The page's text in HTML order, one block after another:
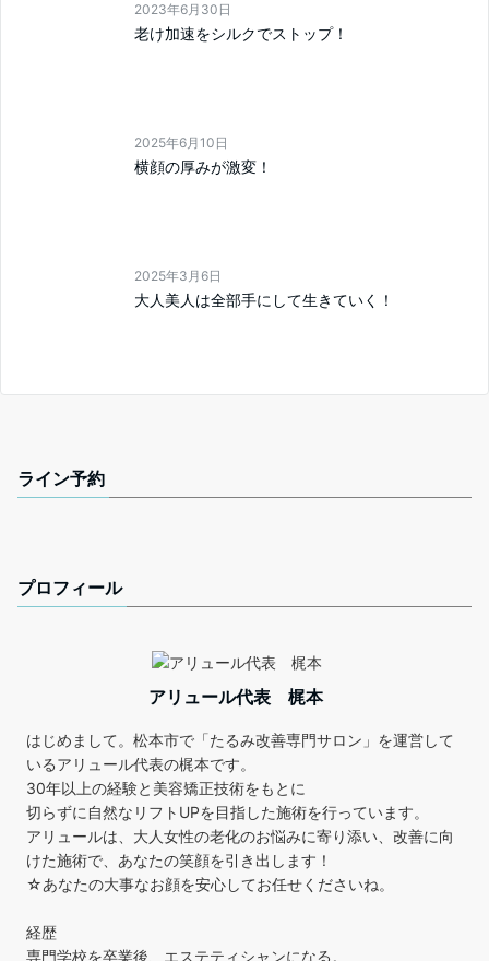
2023年6月30日
老け加速をシルクでストップ！
2025年6月10日
横顔の厚みが激変！
2025年3月6日
大人美人は全部手にして生きていく！
ライン予約
プロフィール
アリュール代表 梶本
はじめまして。松本市で「たるみ改善専門サロン」を運営して
いるアリュール代表の梶本です。
30年以上の経験と美容矯正技術をもとに
切らずに自然なリフトUPを目指した施術を行っています。
アリュールは、大人女性の老化のお悩みに寄り添い、改善に向
けた施術で、あなたの笑顔を引き出します！
☆あなたの大事なお顔を安心してお任せくださいね。
経歴
専門学校を卒業後、エステティシャンになる。